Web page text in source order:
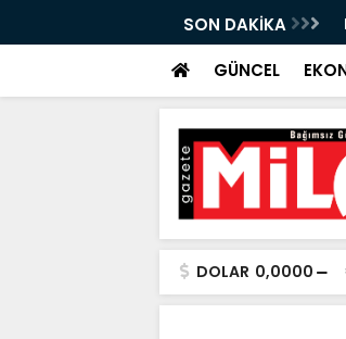
SON DAKİKA
Açılıyor: Çay 5 TL
GÜNCEL
DOLAR 0,0000